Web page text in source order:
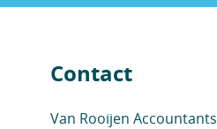
Contact
Van Rooijen Accountants